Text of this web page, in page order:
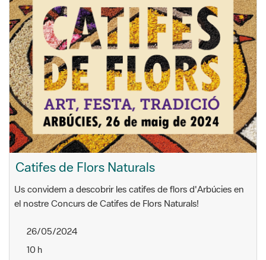
Catifes de Flors Naturals
Us convidem a descobrir les catifes de flors d'Arbúcies en
el nostre Concurs de Catifes de Flors Naturals!
26/05/2024
10 h